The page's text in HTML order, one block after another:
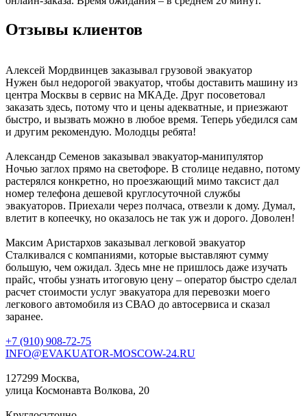
Отзывы клиентов
Алексей Мордвинцев заказывал грузовой эвакуатор
Нужен был недорогой эвакуатор, чтобы доставить машину из
центра Москвы в сервис на МКАДе. Друг посоветовал
заказать здесь, потому что и цены адекватные, и приезжают
быстро, и вызвать можно в любое время. Теперь убедился сам
и другим рекомендую. Молодцы ребята!
Александр Семенов заказывал эвакуатор-манипулятор
Ночью заглох прямо на светофоре. В столице недавно, потому
растерялся конкретно, но проезжающий мимо таксист дал
номер телефона дешевой круглосуточной службы
эвакуаторов. Приехали через полчаса, отвезли к дому. Думал,
влетит в копеечку, но оказалось не так уж и дорого. Доволен!
Максим Аристархов заказывал легковой эвакуатор
Сталкивался с компаниями, которые выставляют сумму
большую, чем ожидал. Здесь мне не пришлось даже изучать
прайс, чтобы узнать итоговую цену – оператор быстро сделал
расчет стоимости услуг эвакуатора для перевозки моего
легкового автомобиля из СВАО до автосервиса и сказал
заранее.
+7 (910) 908-72-75
INFO@EVAKUATOR-MOSCOW-24.RU
127299 Москва,
улица Космонавта Волкова, 20